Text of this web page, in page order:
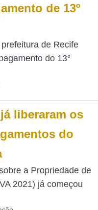
de 13º
de Recife
do 13°
liberaram os
do
a Propriedade de
2021) já começou